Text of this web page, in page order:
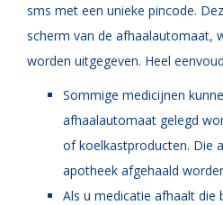
sms met een unieke pincode.
scherm van de afhaalautomaat,
worden uitgegeven. Heel
Sommige medicijnen
afhaalautomaat gelegd
of koelkastproducten. Die
apotheek afgehaald
Als u medicatie afhaalt